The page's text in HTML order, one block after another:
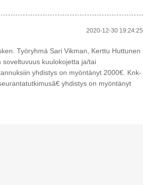
2020-12-30 19:24:25
Työryhmä Sari Vikman, Kerttu Huttunen
kuulokojetta ja/tai
yhdistys on myöntänyt 2000€. Knk-
yhdistys on myöntänyt